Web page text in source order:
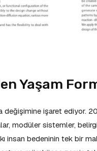
Yaşam
değişimine işaret ediyor.
modüler sistemler,
insan bedeninin tek bir